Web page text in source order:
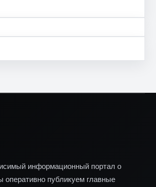
информационный портал о
публикуем главные